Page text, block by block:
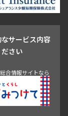
目黒
サービス内容
さい
合情報サイトなら